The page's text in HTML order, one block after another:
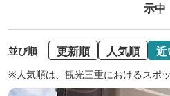
示中
並び順 更新順 人気順 近
※人気順は、観光三重におけるスポ